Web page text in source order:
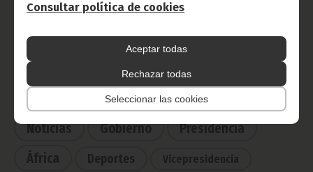
Consultar política de cookies
Aceptar todas
Rechazar todas
Seleccionar las cookies
Radio Nacional de Guinea
Ecuatorial
Haz click aquí para escuchar ahora
Noticias Gobierno
Presidencia
África
Deportes Vicepresidencia